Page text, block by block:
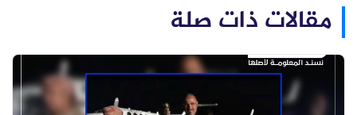
مقالات ذات صلة